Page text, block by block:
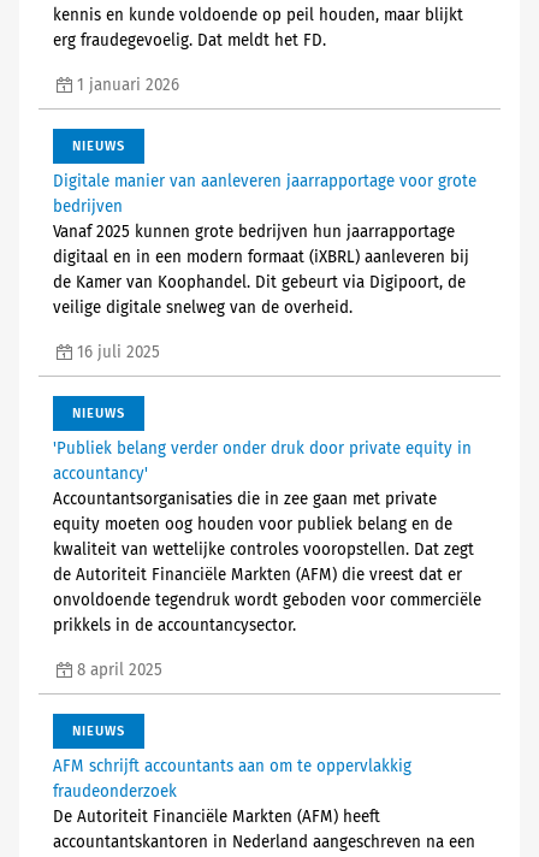
kennis en kunde voldoende op peil houden, maar blijkt
erg fraudegevoelig. Dat meldt het FD.
1 januari 2026
NIEUWS
Digitale manier van aanleveren jaarrapportage voor grote
bedrijven
Vanaf 2025 kunnen grote bedrijven hun jaarrapportage
digitaal en in een modern formaat (iXBRL) aanleveren bij
de Kamer van Koophandel. Dit gebeurt via Digipoort, de
veilige digitale snelweg van de overheid.
16 juli 2025
NIEUWS
'Publiek belang verder onder druk door private equity in
accountancy'
Accountantsorganisaties die in zee gaan met private
equity moeten oog houden voor publiek belang en de
kwaliteit van wettelijke controles vooropstellen. Dat zegt
de Autoriteit Financiële Markten (AFM) die vreest dat er
onvoldoende tegendruk wordt geboden voor commerciële
prikkels in de accountancysector.
8 april 2025
NIEUWS
AFM schrijft accountants aan om te oppervlakkig
fraudeonderzoek
De Autoriteit Financiële Markten (AFM) heeft
accountantskantoren in Nederland aangeschreven na een